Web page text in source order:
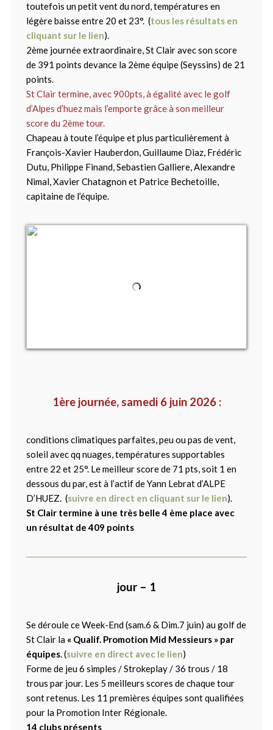
toutefois un petit vent du nord, températures en
légère baisse entre 20 et 23°. (tous les résultats en
cliquant sur le lien).
2ème journée extraordinaire, St Clair avec son score
de 391 points devance la 2ème équipe (Seyssins) de 21
points.
St Clair termine, avec 900pts, à égalité avec le golf
d’Alpes d’huez mais l’emporte grâce à son meilleur
score du 2ème tour.
Chapeau à toute l’équipe et plus particulièrement à
François-Xavier Hauberdon, Guillaume Diaz, Frédéric
Dutu, Philippe Finand, Sebastien Galliere, Alexandre
Nimal, Xavier Chatagnon et Patrice Bechetoille,
capitaine de l’équipe.
1ère journée, samedi 6 juin 2026 :
conditions climatiques parfaites, peu ou pas de vent,
soleil avec qq nuages, températures supportables
entre 22 et 25°. Le meilleur score de 71 pts, soit 1 en
dessous du par, est à l’actif de Yann Lebrat d’ALPE
D’HUEZ. (suivre en direct en cliquant sur le lien).
St Clair termine à une très belle 4 ème place avec
un résultat de 409 points
jour – 1
Se déroule ce Week-End (sam.6 & Dim.7 juin) au golf de
St Clair la « Qualif. Promotion Mid Messieurs » par
équipes. (suivre en direct avec le lien)
Forme de jeu 6 simples / Strokeplay / 36 trous / 18
trous par jour. Les 5 meilleurs scores de chaque tour
sont retenus. Les 11 premières équipes sont qualifiées
pour la Promotion Inter Régionale.
14 clubs présents